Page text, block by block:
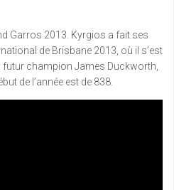
Garros 2013. Kyrgios a fait ses
de Brisbane 2013, où il s’est
champion James Duckworth,
de l’année est de 838.